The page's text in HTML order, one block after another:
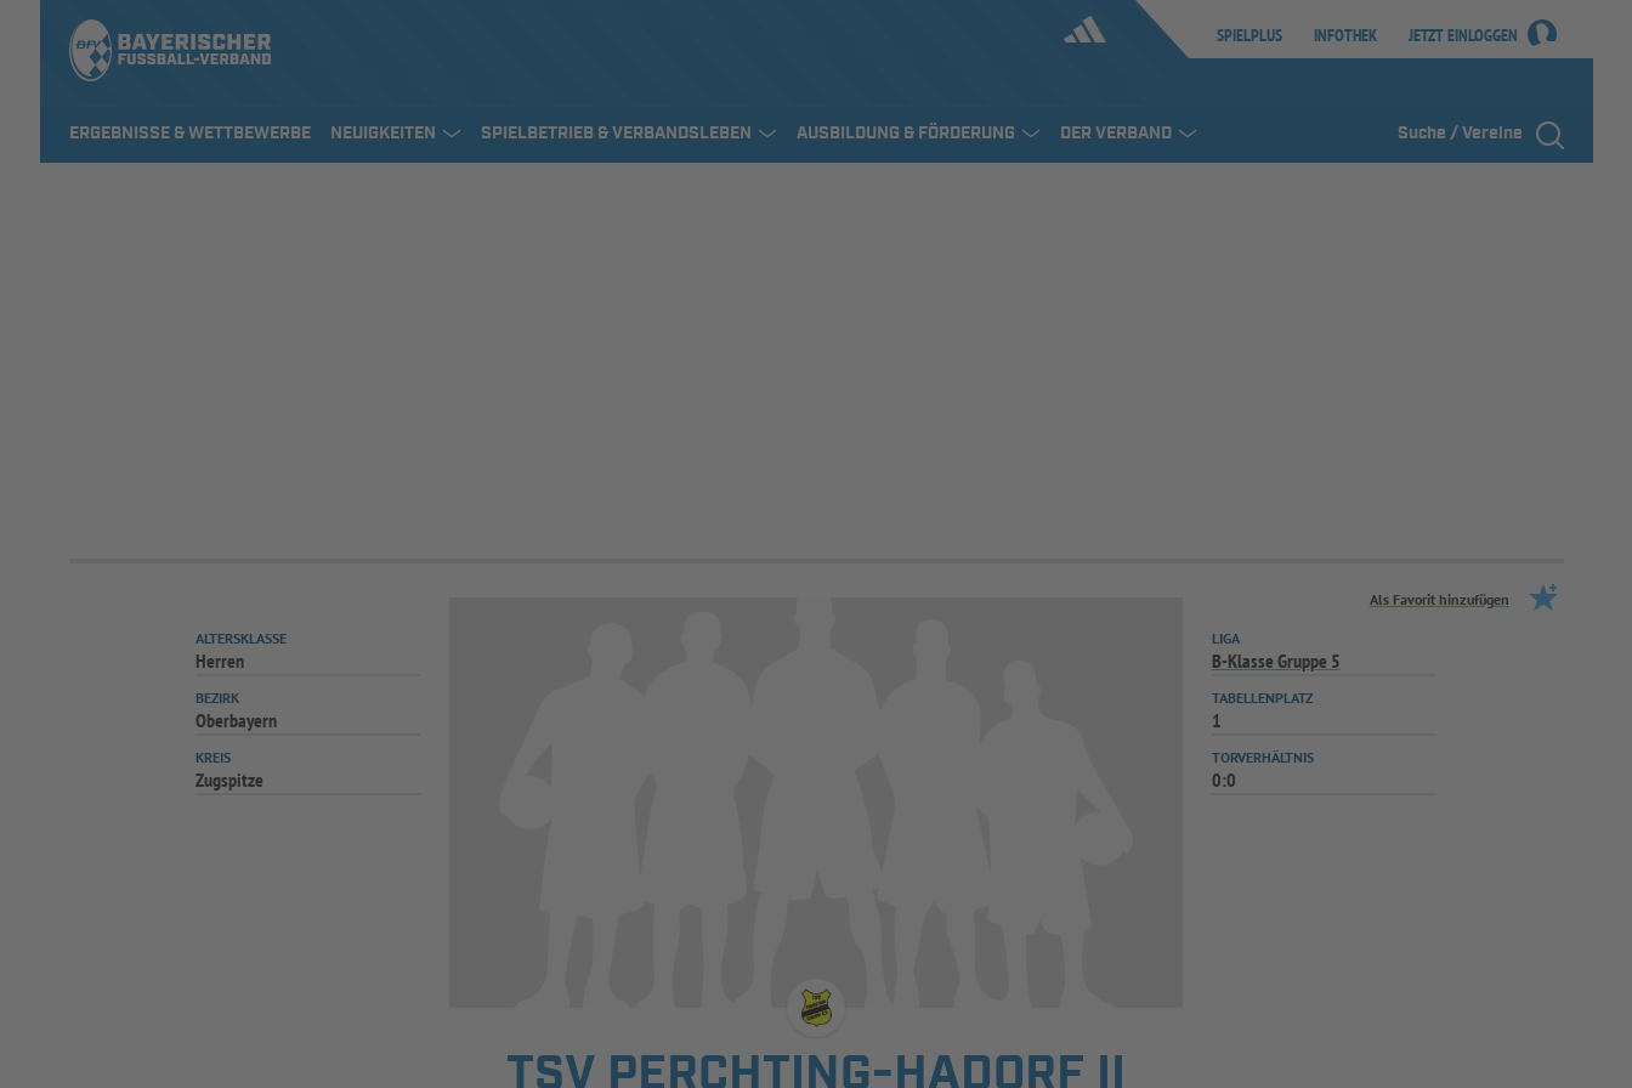
SPIELPLUS INFOTHEK JETZT EINLOGGEN
ERGEBNISSE & WETTBEWERBE NEUIGKEITEN SPIELBETRIEB & VERBANDSLEBEN AUSBILDUNG & FÖRDERUNG DER VERBAND Suche / Vereine
Als Favorit hinzufügen
ALTERSKLASSE
Herren
BEZIRK
Oberbayern
KREIS
Zugspitze
LIGA
B-Klasse Gruppe 5
TABELLENPLATZ
1
TORVERHÄLTNIS
0:0